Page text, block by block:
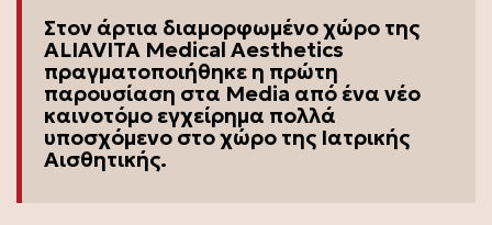
Στον άρτια διαμορφωμένο χώρο της
ALIAVITA Medical Aesthetics
πραγματοποιήθηκε η πρώτη
παρουσίαση στα Media από ένα νέο
καινοτόμο εγχείρημα πολλά
υποσχόμενο στο χώρο της Ιατρικής
Αισθητικής.